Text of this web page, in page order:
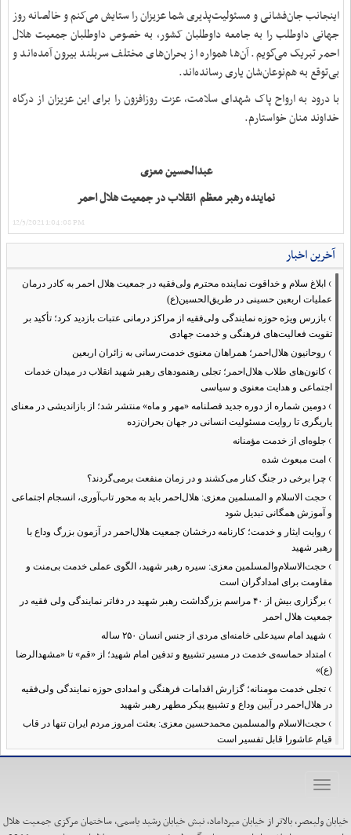
اینجانب جان‌فشانی و مسئولیت‌پذیری شما عزیزان را ستایش می‌کنم و خالصانه روز
جهانی داوطلب را به جامعه داوطلبان کشور، به خصوص داوطلبان جمعیت هلال
احمر تبریک می‌گویم. آن‌ها همواره از بحران‌های مختلف سربلند بیرون آمده‌اند و
بی‌توقع به هم‌نوعان‌شان یاری رسانده‌اند.
با درود به ارواح پاک شهدای سلامت، عزت روزافزون را برای این عزیزان از درگاه
خداوند منان خواستارم.
عبدالحسین معزی
نماینده رهبر معظم انقلاب در جمعیت هلال احمر
12/5/2021 1:04:08 PM
آخرین اخبار
› ابلاغ سلام و خداقوت نماینده محترم ولی‌فقیه در جمعیت هلال احمر به کادر درمان
عملیات اربعین حسینی در طریق‌الحسین(ع)
› بازرس ویژه حوزه نمایندگی ولی‌فقیه از مراکز درمانی عتبات بازدید کرد؛ تأکید بر
تقویت فعالیت‌های فرهنگی و خدمت جهادی
› روحانیون هلال‌احمر؛ همراهان معنوی خدمت‌رسانی به زائران اربعین
› کانون‌های طلاب هلال‌احمر؛ تجلی رهنمودهای رهبر شهید انقلاب در میدان خدمات
اجتماعی و هدایت معنوی و سیاسی
› دومین شماره از دوره جدید فصلنامه «مهر و ماه» منتشر شد؛ از بازاندیشی در معنای
یاریگری تا روایت مسئولیت انسانی در جهان بحران‌زده
› جلوه‌ای از خدمت مؤمنانه
› امت مبعوث شده
› چرا برخی در جنگ کنار می‌کشند و در زمان منفعت برمی‌گردند؟
› حجت الاسلام و المسلمین معزی: هلال‌احمر باید به محور تاب‌آوری، انسجام اجتماعی
و آموزش همگانی تبدیل شود
› روایت ایثار و خدمت؛ کارنامه درخشان جمعیت هلال‌احمر در آزمون بزرگ وداع با
رهبر شهید
› حجت‌الاسلام‌والمسلمین معزی: سیره رهبر شهید، الگوی عملی خدمت بی‌منت و
مقاومت برای امدادگران است
›
برگزاری بیش از ۴۰ مراسم بزرگداشت رهبر شهید در دفاتر نمایندگی ولی فقیه در
جمعیت هلال احمر
› شهید امام سیدعلی خامنه‌ای مردی از جنس انسان ۲۵۰ ساله
› امتداد حماسه‌ی خدمت در مسیر تشییع و تدفین امام شهید؛ از «قم» تا «مشهدالرضا
(ع)»
› تجلی خدمت مومنانه؛ گزارش اقدامات فرهنگی و امدادی حوزه نمایندگی ولی‌فقیه
در هلال‌احمر در آیین وداع و تشییع پیکر مطهر رهبر شهید
› حجت‌الاسلام والمسلمین محمدحسین معزی: بعثت امروز مردم ایران تنها در قاب
قیام عاشورا قابل تفسیر است
›آمادگی همه‌جانبه معاونت فرهنگی حوزه نمایندگی ولی‌فقیه هلال‌احمر برای
›طنین نوای حسینی در ساختمان صلح؛ ویژه‌برنامه‌های عزاداری دهه اول محرم در
› نماینده ولی‌فقیه در هلال‌احمر: حراست اثرگذار، پشتوانه سرمایه اجتماعی است /
Toggle
خیابان ولیعصر، بالاتر از خیابان میرداماد، نبش خیابان رشید یاسمی، ساختمان مرکزی جمعیت هلال